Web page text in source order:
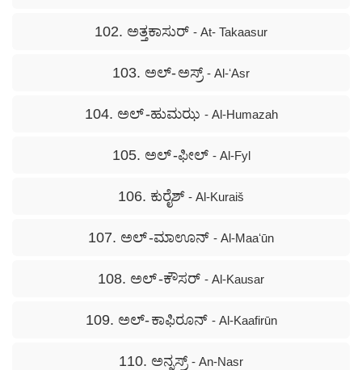
102. ಅತ್ತಕಾಸುರ್ - At- Takaasur
103. ಅಲ್- ಅಸ್ರ್ - Al-ʻAsr
104. ಅಲ್ -ಹುಮಝ - Al-Humazah
105. ಅಲ್ -ಫೀಲ್ - Al-Fyl
106. ಕುರೈಶ್ - Al-Kuraiš
107. ಅಲ್ -ಮಾಊನ್ - Al-Maaʻūn
108. ಅಲ್ -ಕೌಸರ್ - Al-Kausar
109. ಅಲ್- ಕಾಫಿರೂನ್ - Al-Kaafirūn
110. ಅನ್ನಸ್ರ್ - An-Nasr